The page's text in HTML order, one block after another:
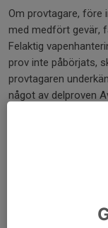
Om provtagare, före
med medfört gevär,
Felaktig
prov inte påbörjats,
provtagaren
något av delproven
uppenbart
avbrytas. Andra
sådant fall inte